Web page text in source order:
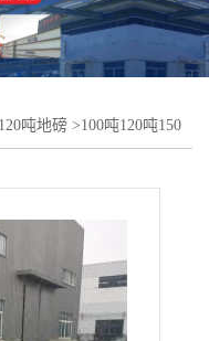
120吨地磅 >100吨120吨150